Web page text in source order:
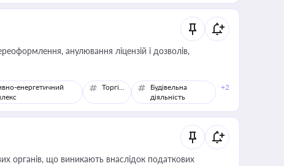
анулювання ліцензій і дозволів,
енергетичний
Торгівля
Будівельна
діяльність
+2
органів, що виникають внаслідок податкових